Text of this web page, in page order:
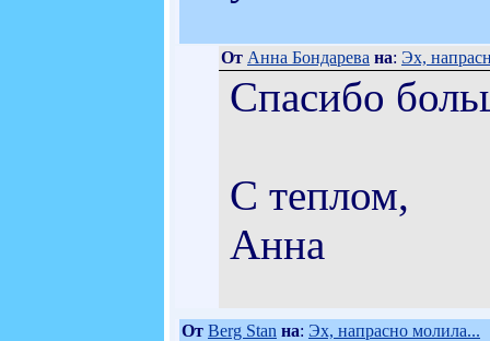
От Анна Бондарева на: Эх,
Спасибо
С теплом,
Анна
От Berg Stan на: Эх, напрасно молила...